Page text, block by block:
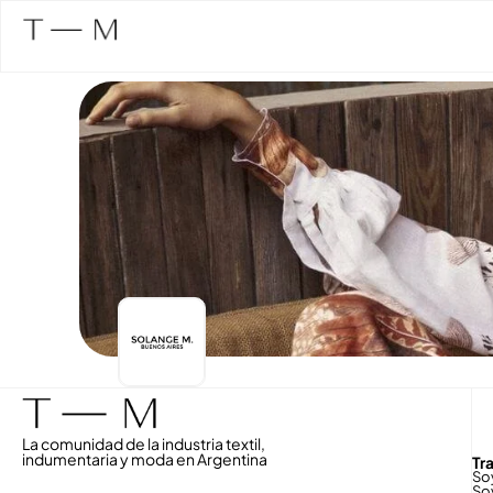
La comunidad de la industria textil,
indumentaria y moda en Argentina